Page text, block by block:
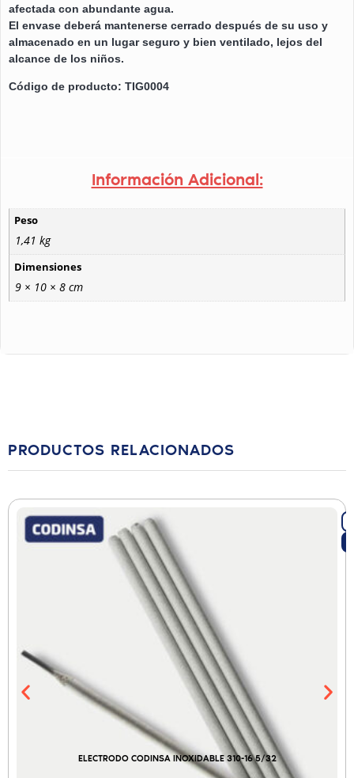
afectada con abundante agua.
El envase deberá mantenerse cerrado después de su uso y
almacenado en un lugar seguro y bien ventilado, lejos del
alcance de los niños.
Código de producto: TIG0004
Información Adicional:
Peso
1,41 kg
Dimensiones
9 × 10 × 8 cm
PRODUCTOS RELACIONADOS
ELECTRODO CODINSA INOXIDABLE 310-16 5/32